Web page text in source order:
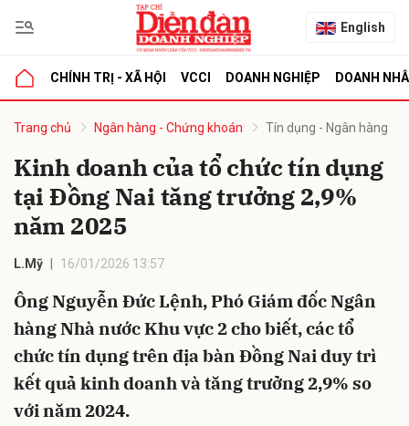
English
CHÍNH TRỊ - XÃ HỘI VCCI DOANH NGHIỆP DOANH
Trang chủ Ngân hàng - Chứng khoán Tín dụng - Ngân hàng
Kinh doanh của tổ chức tín dụng
tại Đồng Nai tăng trưởng 2,9%
năm 2025
L.Mỹ 16/01/2026 13:57
Ông Nguyễn Đức Lệnh, Phó Giám đốc Ngân
hàng Nhà nước Khu vực 2 cho biết, các tổ
chức tín dụng trên địa bàn Đồng Nai duy trì
kết quả kinh doanh và tăng trưởng 2,9% so
với năm 2024.
luận
Hủy